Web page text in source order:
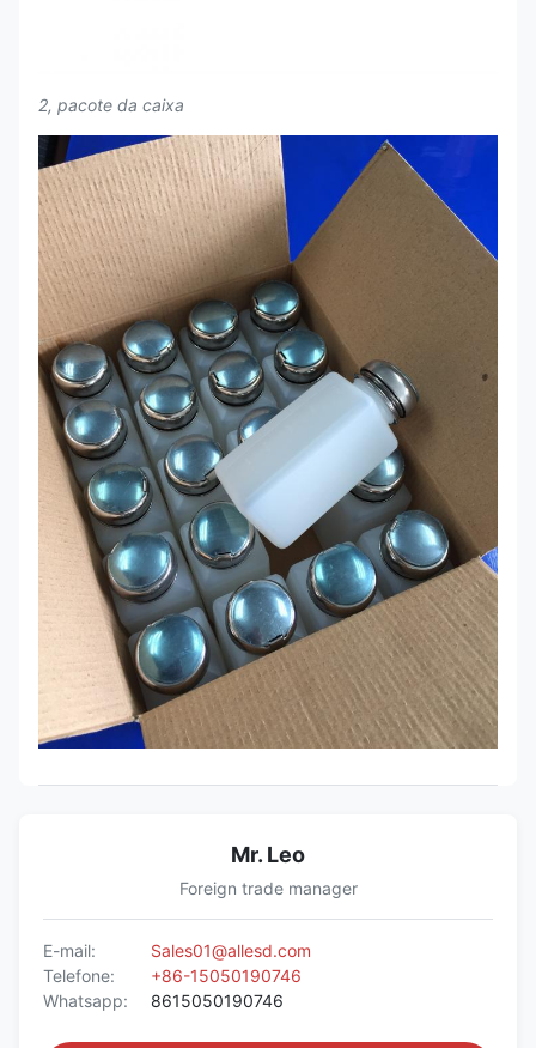
2, pacote da caixa
Mr. Leo
Foreign trade manager
E-mail:
Sales01@allesd.com
Telefone:
+86-15050190746
Whatsapp:
8615050190746